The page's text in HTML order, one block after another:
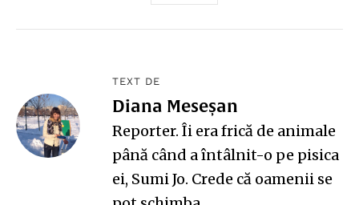
TEXT DE
Diana Meseșan
Reporter. Îi era frică de animale
până când a întâlnit-o pe pisica
ei, Sumi Jo. Crede că oamenii se